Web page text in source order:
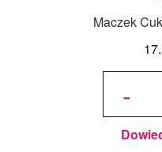
Maczek
-
ilość
Biały -
90 g